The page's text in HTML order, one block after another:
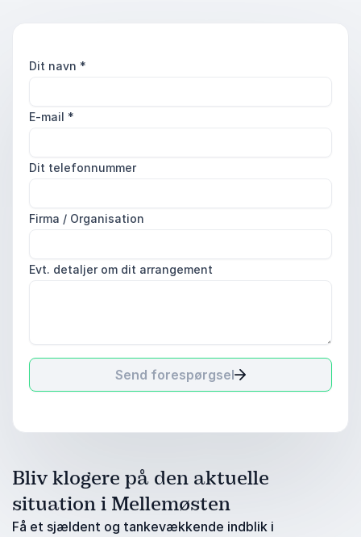
Dit navn *
E-mail *
Dit telefonnummer
Firma / Organisation
Evt. detaljer om dit arrangement
Send forespørgsel
Bliv klogere på den aktuelle
situation i Mellemøsten
Få et sjældent og tankevækkende indblik i